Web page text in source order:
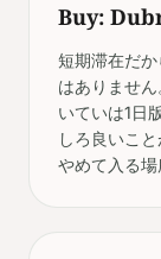
Buy:
短期滞在だ
はありませ
いていは1日
しろ良いこ
やめて入る場